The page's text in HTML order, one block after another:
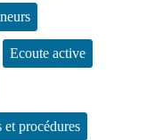
Ecoute active
et procédures